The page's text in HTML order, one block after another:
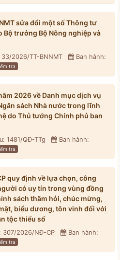
sửa đổi một số Thông tư
trưởng Bộ Nông nghiệp và
33/2026/TT-BNNMT
Ban hành:
tra
2026 về Danh mục dịch vụ
sách Nhà nước trong lĩnh
do Thủ tướng Chính phủ ban
1481/QĐ-TTg
Ban hành:
tra
quy định về lựa chọn, công
có uy tín trong vùng đồng
sách thăm hỏi, chúc mừng,
biểu dương, tôn vinh đối với
tộc thiểu số
307/2026/NĐ-CP
Ban hành:
tra